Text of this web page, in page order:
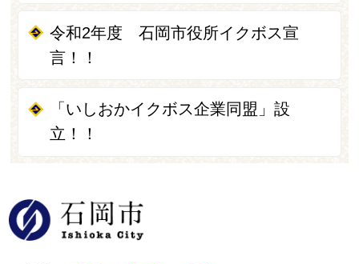
令和2年度 石岡市役所イクボス宣
言！！
「いしおかイクボス企業同盟」設
立！！